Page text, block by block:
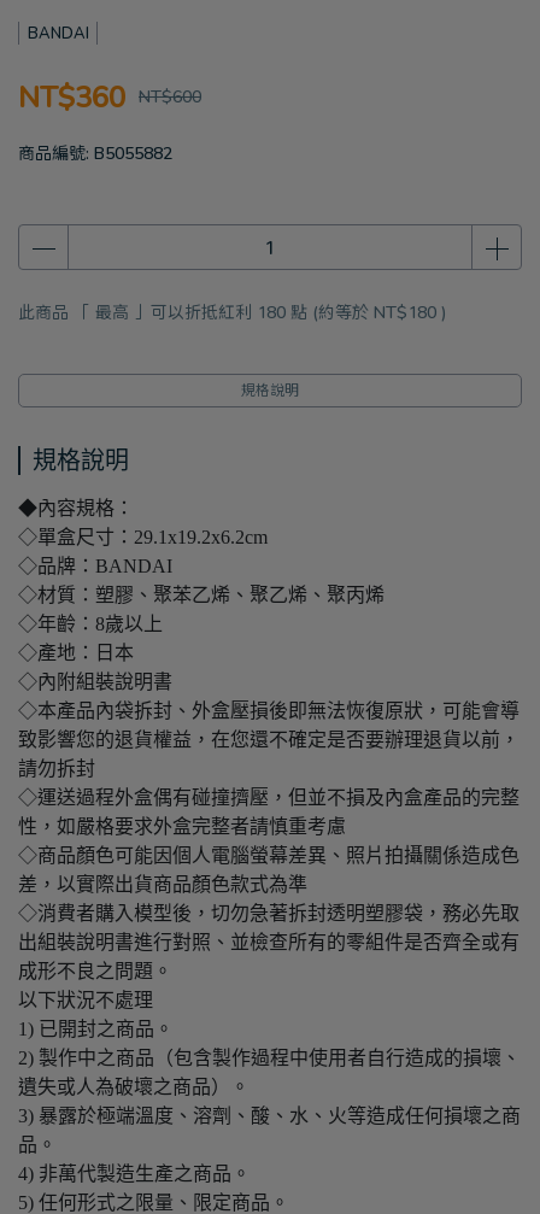
BANDAI
NT$360 NT$600
商品編號: B5055882
此商品 「 最高 」可以折抵紅利 180 點 (約等於 NT$180 )
規格說明
規格說明
◆內容規格：
◇單盒尺寸：29.1x19.2x6.2cm
◇品牌：BANDAI
◇材質：塑膠、聚苯乙烯、聚乙烯、聚丙烯
◇年齡：8歲以上
◇產地：日本
◇內附組裝說明書
◇本產品內袋拆封、外盒壓損後即無法恢復原狀，可能會導
致影響您的退貨權益，在您還不確定是否要辦理退貨以前，
請勿拆封
◇運送過程外盒偶有碰撞擠壓，但並不損及內盒產品的完整
性，如嚴格要求外盒完整者請慎重考慮
◇商品顏色可能因個人電腦螢幕差異、照片拍攝關係造成色
差，以實際出貨商品顏色款式為準
◇消費者購入模型後，切勿急著拆封透明塑膠袋，務必先取
出組裝說明書進行對照、並檢查所有的零組件是否齊全或有
成形不良之問題。
以下狀況不處理
1) 已開封之商品。
2) 製作中之商品（包含製作過程中使用者自行造成的損壞、
遺失或人為破壞之商品）。
3) 暴露於極端溫度、溶劑、酸、水、火等造成任何損壞之商
品。
4) 非萬代製造生產之商品。
5) 任何形式之限量、限定商品。